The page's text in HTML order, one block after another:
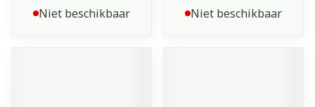
Niet beschikbaar Niet beschikbaar